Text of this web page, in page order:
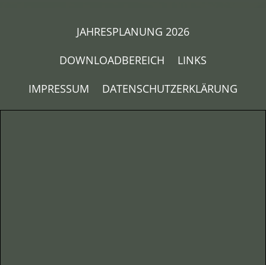
JAHRESPLANUNG 2026
DOWNLOADBEREICH
LINKS
IMPRESSUM
DATENSCHUTZERKLÄRUNG